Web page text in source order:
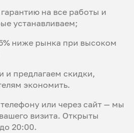
на все работы и
устанавливаем;
ниже рынка при высоком
и предлагаем скидки,
экономить.
или через сайт — мы
визита. Открыты
20:00.